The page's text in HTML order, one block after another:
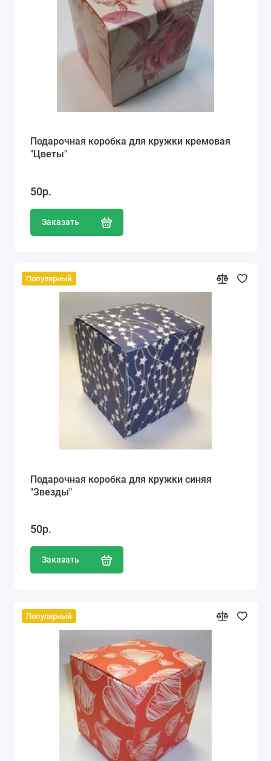
Подарочная коробка для кружки кремовая
"Цветы"
50р.
Заказать
Популярный
Подарочная коробка для кружки синяя
"Звезды"
50р.
Заказать
Популярный